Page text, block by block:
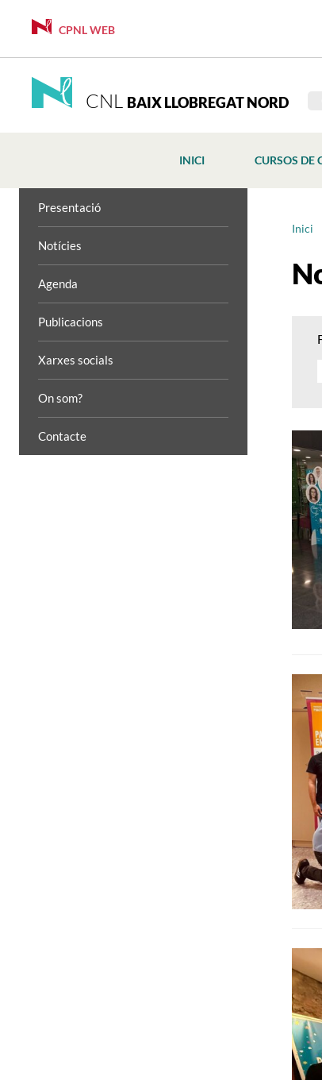
CPNL WEB
CNL BAIX LLOBREGAT NORD
INICI CURSOS DE
Presentació
Notícies
Agenda
Publicacions
Xarxes socials
On som?
Contacte
Inici